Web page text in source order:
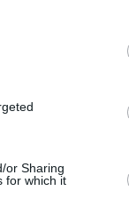
or Sharing
for which it
τον Κόσμο, τη